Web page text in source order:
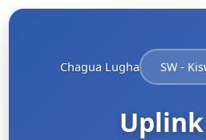
Chagua Lugha